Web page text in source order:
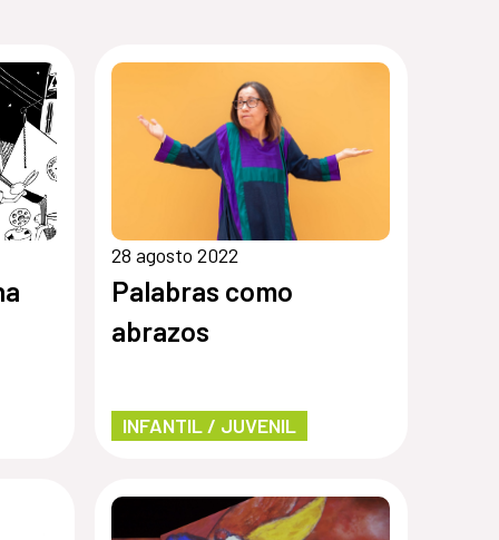
28 agosto 2022
Palabras como
abrazos
INFANTIL / JUVENIL